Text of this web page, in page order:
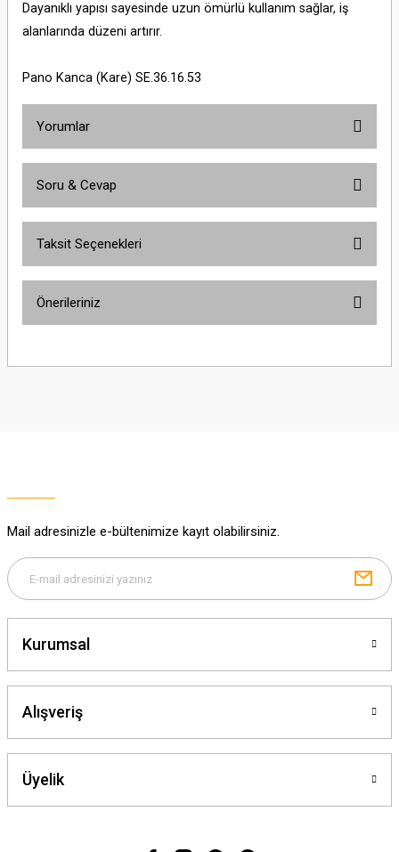
Dayanıklı yapısı sayesinde uzun ömürlü kullanım sağlar, iş
alanlarında düzeni artırır.
Pano Kanca (Kare) SE.36.16.53
Yorumlar
Soru & Cevap
Taksit Seçenekleri
Önerileriniz
yetersiz gördüğünüz noktaları öneri formunu kullanarak tarafımıza
Bu ürüne benzer farklı alternatifler olmalı.
Mail adresinizle e-bültenimize kayıt olabilirsiniz.
Kurumsal
Alışveriş
Üyelik